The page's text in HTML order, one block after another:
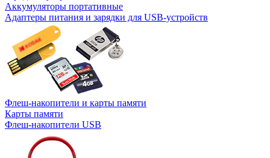
Аккумуляторы портативные
Адаптеры питания и зарядки для USB-устройств
Флеш-накопители и карты памяти
Карты памяти
Флеш-накопители USB